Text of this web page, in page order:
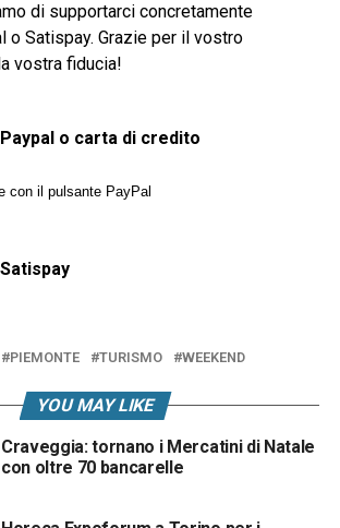
di supportarci concretamente
o Satispay. Grazie per il vostro
vostra fiducia!
o carta di credito
PIEMONTE TURISMO WEEKEND
YOU MAY LIKE
Craveggia: tornano i Mercatini di Natale
con oltre 70 bancarelle